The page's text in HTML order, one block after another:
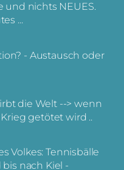
und nichts NEUES.
...
- Austausch oder
die Welt --> wenn
getötet wird ..
Volkes: Tennisbälle
nach Kiel -